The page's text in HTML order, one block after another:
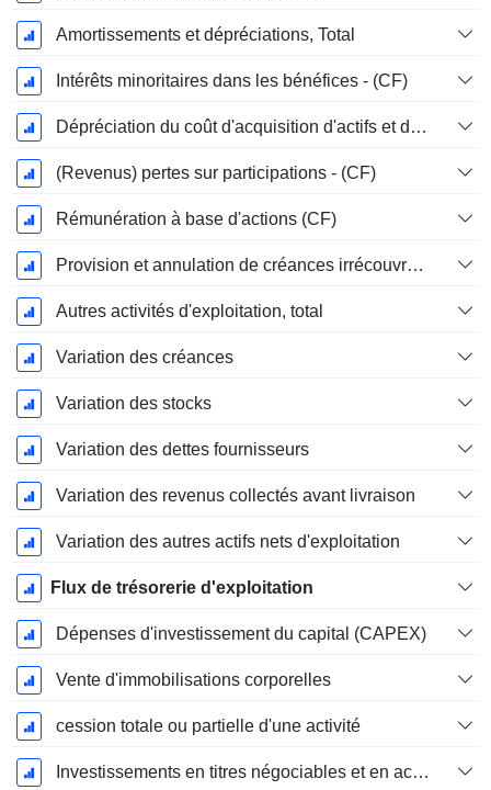
Amortissements et dépréciations, Total
Intérêts minoritaires dans les bénéfices - (CF)
Dépréciation du coût d'acquisition d'actifs et dépenses de restructuration
(Revenus) pertes sur participations - (CF)
Rémunération à base d'actions (CF)
Provision et annulation de créances irrécouvrables
Autres activités d'exploitation, total
Variation des créances
Variation des stocks
Variation des dettes fournisseurs
Variation des revenus collectés avant livraison
Variation des autres actifs nets d'exploitation
Flux de trésorerie d'exploitation
Dépenses d'investissement du capital (CAPEX)
Vente d'immobilisations corporelles
cession totale ou partielle d'une activité
Investissements en titres négociables et en actions, total